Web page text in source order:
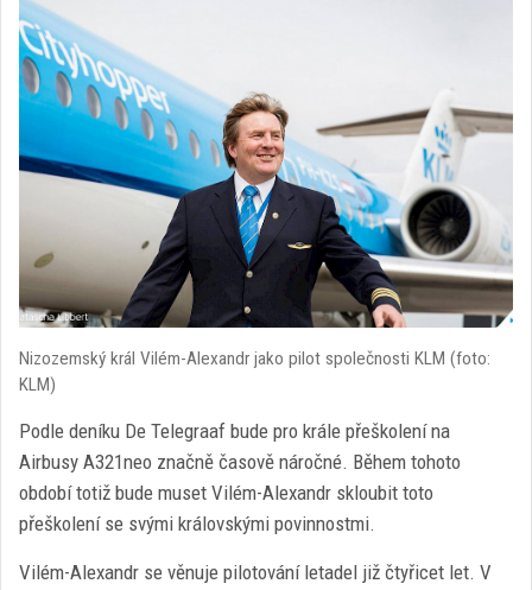
Nizozemský král Vilém-Alexandr jako pilot společnosti KLM (foto:
KLM)
Podle deníku De Telegraaf bude pro krále přeškolení na
Airbusy A321neo značně časově náročné. Během tohoto
období totiž bude muset Vilém-Alexandr skloubit toto
přeškolení se svými královskými povinnostmi.
Vilém-Alexandr se věnuje pilotování letadel již čtyřicet let. V